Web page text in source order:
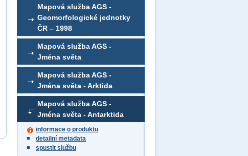
Mapová služba AGS -
Geomorfologické jednotky
ČR – 1998
Mapová služba AGS -
Jména světa
Mapová služba AGS -
Jména světa - Arktida
Mapová služba AGS -
Jména světa - Antarktida
informace o produktu
detailní metadata
spustit službu